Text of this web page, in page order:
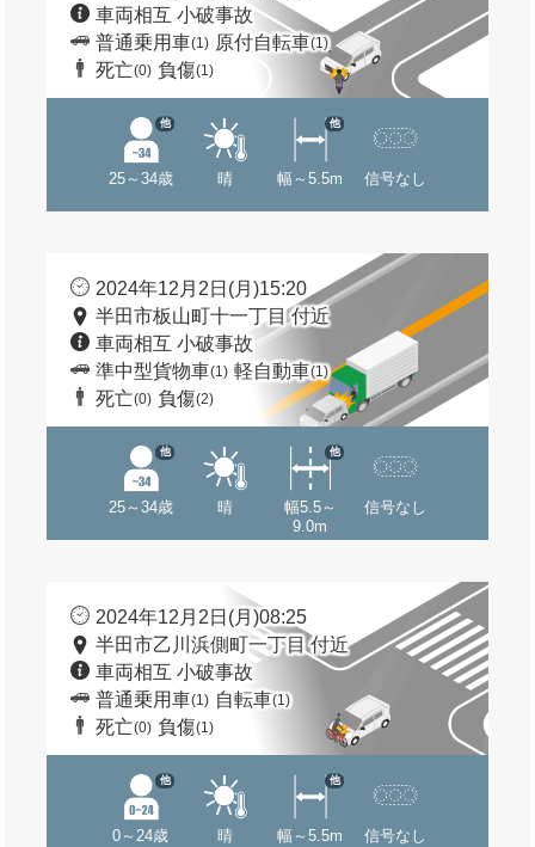
車両相互 小破事故
普通乗用車(1) 原付自転車(1)
死亡(0) 負傷(1)
25～34歳
他
晴 幅～5.5m
他
信号なし
2024年12月2日(月)15:20
半田市板山町十一丁目 付近
車両相互 小破事故
準中型貨物車(1) 軽自動車(1)
死亡(0) 負傷(2)
25～34歳
他
晴
幅5.5～
9.0m
他
信号なし
2024年12月2日(月)08:25
半田市乙川浜側町一丁目 付近
車両相互 小破事故
普通乗用車(1) 自転車(1)
死亡(0) 負傷(1)
0～24歳
他
晴 幅～5.5m
他
信号なし